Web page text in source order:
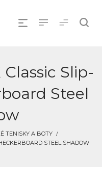
Classic Slip-
Steel
TENISKY A BOTY
STEEL SHADOW